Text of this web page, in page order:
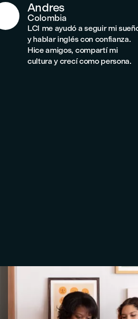
Andres
Colombia
LCI me ayudó a seguir mi
y hablar inglés con confianza.
Hice amigos, compartí mi
cultura y crecí como persona.